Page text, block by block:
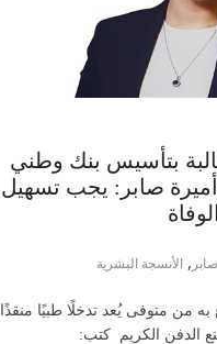
بتأسيس بنك وطني
صابر: يجب تسهيل
, الأنسجة البشرية
به من متوفى يُعد تدخلًا طبيًا منقذًا
الدفن الكريم كتب: